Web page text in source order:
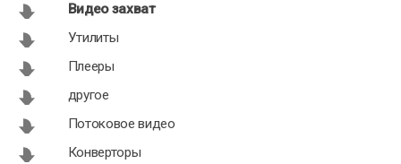
Видео захват
Утилиты
Плееры
другое
Потоковое видео
Конверторы